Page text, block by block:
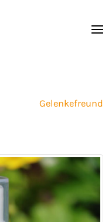
Gelenkefreund